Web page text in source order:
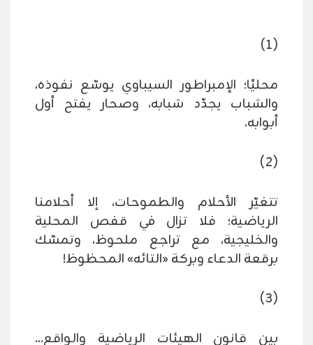
(1)
محليًا؛ الإمبراطور السيباوي يوسّع نفوذه،
والشباب يجدّد شبابه، وصحار يفتح أول
أبوابه.
(2)
تتغيّر الأحلام والطموحات، إلا أحلامنا
الرياضية؛ فلا تزال في قفص المحلية
والخليجية، مع تراجع ملحوظ، وتمسّك
برقعة الدعاء وبركة «التائه» المحظوظ!
(3)
بين قانون الهيئات الرياضية والواقع...